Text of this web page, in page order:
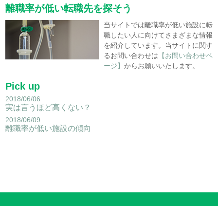
離職率が低い転職先を探そう
当サイトでは離職率が低い施設に転
職したい人に向けてさまざまな情報
を紹介しています。当サイトに関す
るお問い合わせは 【お問い合わせペ
ージ】 からお願いいたします。
Pick up
2018/06/06
実は言うほど高くない？
2018/06/09
離職率が低い施設の傾向